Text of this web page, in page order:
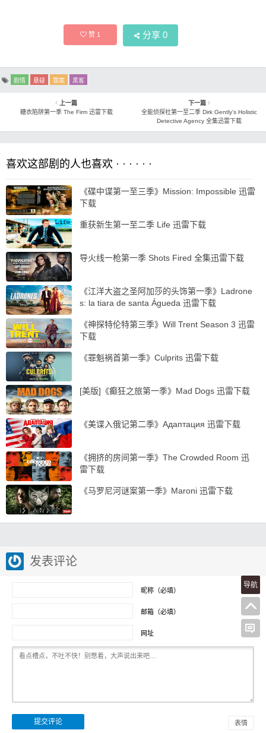
赞1 分享 0
剧情 悬疑 罪案 黑客
上一篇
糖衣陷阱第一季 The Firm 迅雷下载
下一篇
全能侦探社第一至二季 Dirk Gently’s Holistic
Detective Agency 全集迅雷下载
喜欢这部剧的人也喜欢 · · · · · ·
《碟中谍第一至三季》Mission: Impossible 迅雷
下载
重获新生第一至二季 Life 迅雷下载
导火线一枪第一季 Shots Fired 全集迅雷下载
《江洋大盗之圣阿加莎的头饰第一季》Ladrone
s: la tiara de santa Águeda 迅雷下载
《神探特伦特第三季》Will Trent Season 3 迅雷
下载
《罪魁祸首第一季》Culprits 迅雷下载
[美版]《癫狂之旅第一季》Mad Dogs 迅雷下载
《美谍入俄记第二季》Адаптация 迅雷下载
《拥挤的房间第一季》The Crowded Room 迅
雷下载
《马罗尼河谜案第一季》Maroni 迅雷下载
发表评论
昵称（必填）
邮箱（必填）
网址
表情
导航